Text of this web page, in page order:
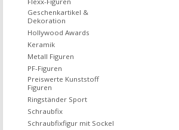
Geschenkartikel &
Dekoration
Hollywood Awards
Keramik
Metall Figuren
PF-Figuren
Preiswerte Kunststoff
Figuren
Ringständer Sport
Schraubfix
Schraubfixfigur mit Sockel